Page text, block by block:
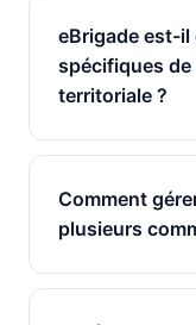
eBrigade est-il
spécifiques
territoriale ?
Comment
plusieurs